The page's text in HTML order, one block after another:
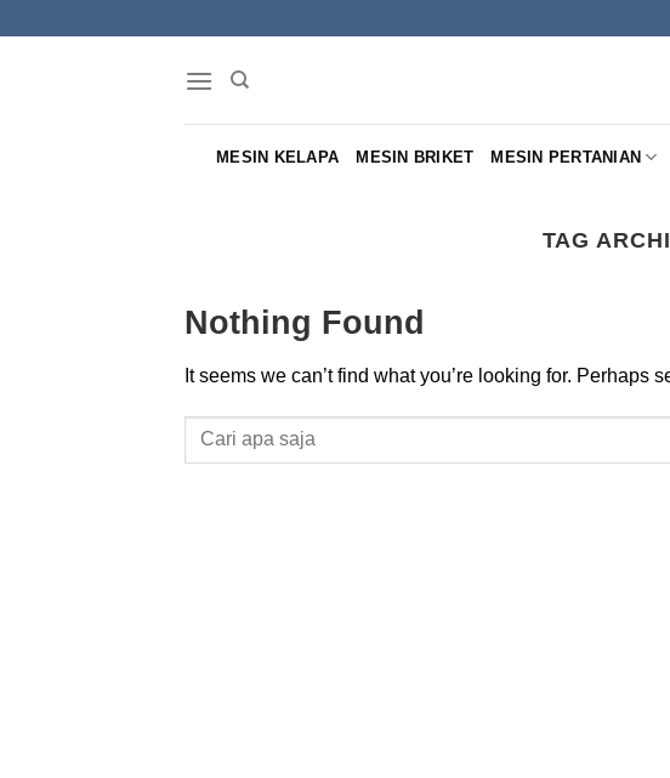
MESIN KELAPA MESIN BRIKET MESIN PERTANIAN
TAG
Nothing Found
It seems we can’t find what you’re looking for. Perhaps